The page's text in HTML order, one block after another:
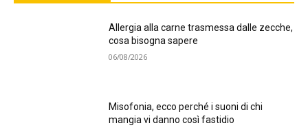
Allergia alla carne trasmessa dalle zecche,
cosa bisogna sapere
06/08/2026
Misofonia, ecco perché i suoni di chi
mangia vi danno così fastidio